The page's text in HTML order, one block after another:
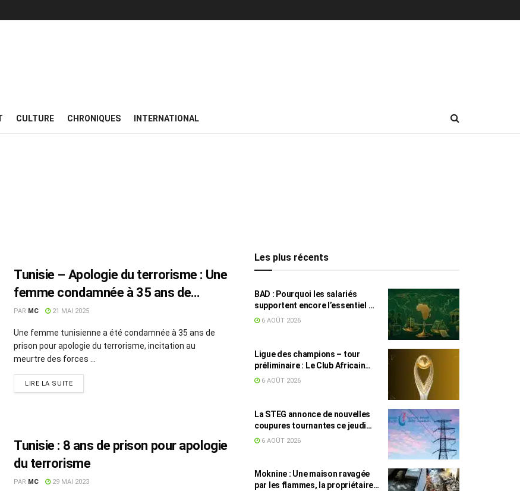
CULTURE CHRONIQUES INTERNATIONAL
Tunisie – Apologie du terrorisme : Une
femme condamnée à 35 ans de
prison
PAR MC 21 MAI 2025
Une femme tunisienne a été condamnée à 35 ans de
prison pour apologie du terrorisme, incitation au
meurtre des forces ...
LIRE LA SUITE
Tunisie : 8 ans de prison pour apologie
du terrorisme
PAR MC 29 MAI 2023
Les plus récents
BAD : Pourquoi les salariés
supportent encore l’essentiel de
l’effort fiscal en Tunisie
6 AOÛT 2026
Ligue des champions – tour
préliminaire : Le Club Africain
face au Djoliba AC
6 AOÛT 2026
La STEG annonce de nouvelles
coupures tournantes ce jeudi
dans plusieurs régions
6 AOÛT 2026
Moknine : Une maison ravagée
par les flammes, la propriétaire